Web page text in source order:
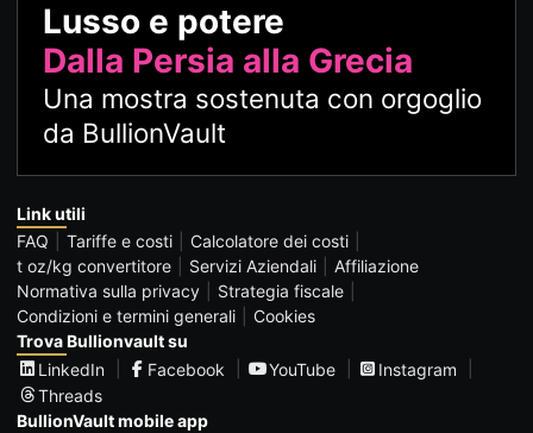
Lusso e potere
Dalla Persia alla Grecia
Una mostra sostenuta con orgoglio
da BullionVault
Link utili
FAQ
Tariffe e costi
Calcolatore dei costi
t oz/kg convertitore
Servizi Aziendali
Affiliazione
Normativa sulla privacy
Strategia fiscale
Condizioni e termini generali
Cookies
Trova Bullionvault su
LinkedIn
Facebook YouTube
Instagram
Threads
BullionVault mobile app